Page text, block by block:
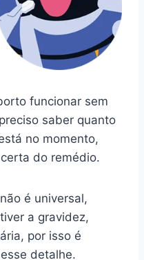
funcionar sem
saber quanto
no momento,
do remédio.
é universal,
a gravidez,
por isso é
detalhe.